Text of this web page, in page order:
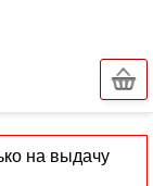
на выдачу